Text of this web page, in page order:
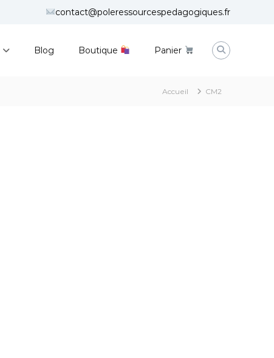
contact@poleressourcespedagogiques.fr
Blog Boutique Panier
Accueil CM2